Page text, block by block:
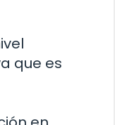
que es